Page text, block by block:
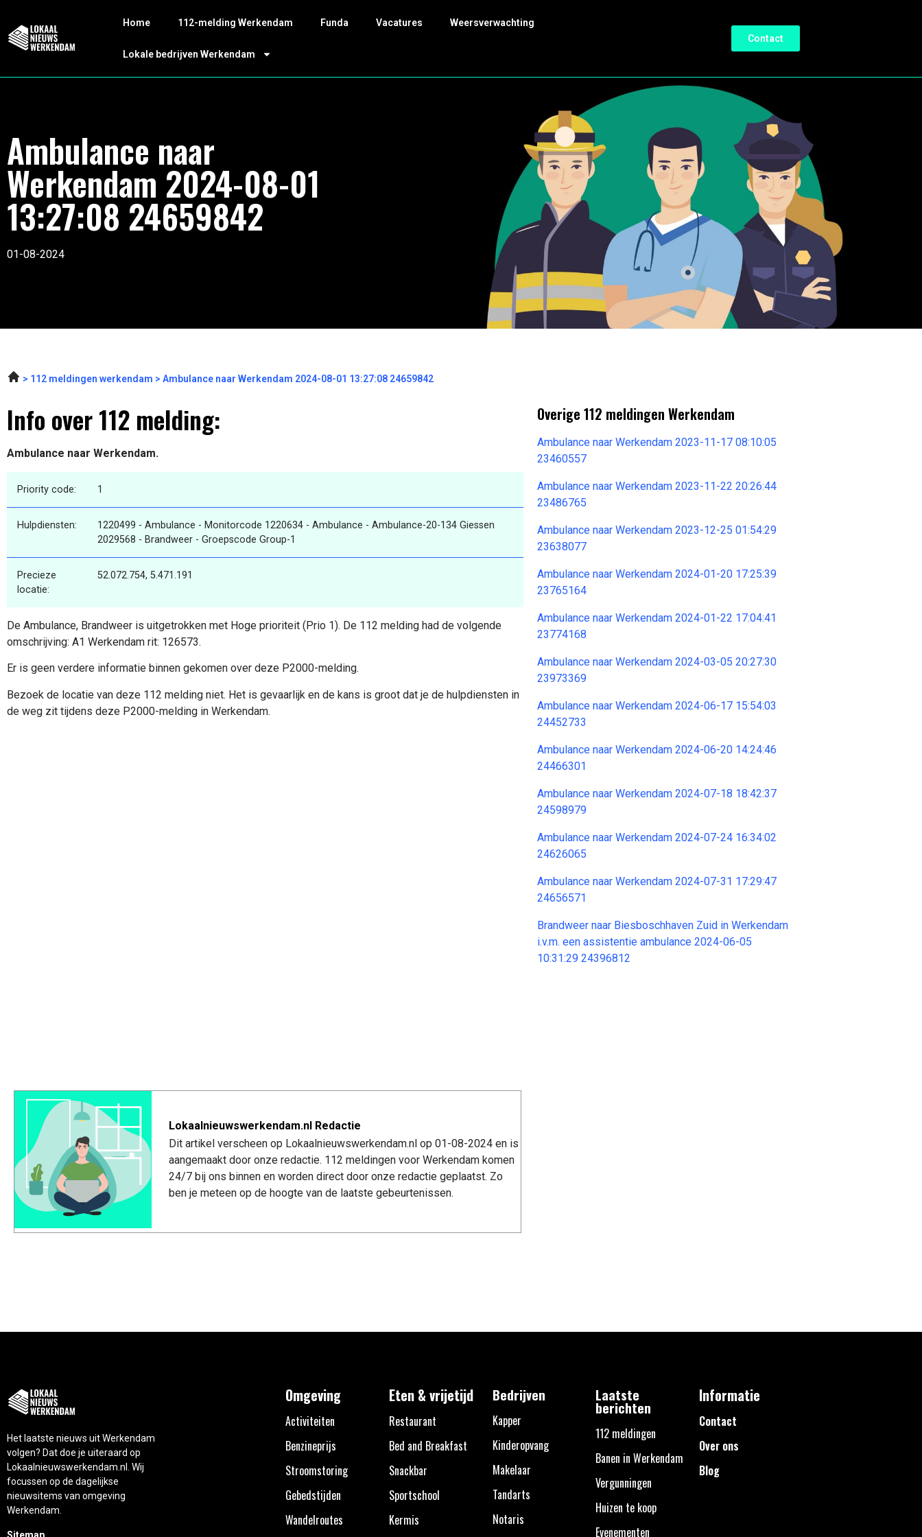
Home 112-melding Werkendam Funda Vacatures Weersverwachting
Lokale bedrijven Werkendam
Contact
Ambulance naar
Werkendam 2024-08-01
13:27:08 24659842
01-08-2024
112 meldingen werkendam Ambulance naar Werkendam 2024-08-01 13:27:08 24659842
Info over 112 melding:
Ambulance naar Werkendam.
Priority code: 1
Hulpdiensten:
1220499 - Ambulance - Monitorcode 1220634 - Ambulance - Ambulance-20-134 Giessen
2029568 - Brandweer - Groepscode Group-1
Precieze
locatie:
52.072.754, 5.471.191
De Ambulance, Brandweer is uitgetrokken met Hoge prioriteit (Prio 1). De 112 melding had de volgende
omschrijving: A1 Werkendam rit: 126573.
Er is geen verdere informatie binnen gekomen over deze P2000-melding.
Bezoek de locatie van deze 112 melding niet. Het is gevaarlijk en de kans is groot dat je de hulpdiensten in
de weg zit tijdens deze P2000-melding in Werkendam.
Overige 112 meldingen Werkendam
Ambulance naar Werkendam 2023-11-17 08:10:05
23460557
Ambulance naar Werkendam 2023-11-22 20:26:44
23486765
Ambulance naar Werkendam 2023-12-25 01:54:29
23638077
Ambulance naar Werkendam 2024-01-20 17:25:39
23765164
Ambulance naar Werkendam 2024-01-22 17:04:41
23774168
Ambulance naar Werkendam 2024-03-05 20:27:30
23973369
Ambulance naar Werkendam 2024-06-17 15:54:03
24452733
Ambulance naar Werkendam 2024-06-20 14:24:46
24466301
Ambulance naar Werkendam 2024-07-18 18:42:37
24598979
Ambulance naar Werkendam 2024-07-24 16:34:02
24626065
Ambulance naar Werkendam 2024-07-31 17:29:47
24656571
Brandweer naar Biesboschhaven Zuid in Werkendam
i.v.m. een assistentie ambulance 2024-06-05
10:31:29 24396812
Lokaalnieuwswerkendam.nl Redactie
Dit artikel verscheen op Lokaalnieuwswerkendam.nl op 01-08-2024 en is
aangemaakt door onze redactie. 112 meldingen voor Werkendam komen
24/7 bij ons binnen en worden direct door onze redactie geplaatst. Zo
ben je meteen op de hoogte van de laatste gebeurtenissen.
Het laatste nieuws uit Werkendam
volgen? Dat doe je uiteraard op
Lokaalnieuwswerkendam.nl. Wij
focussen op de dagelijkse
nieuwsitems van omgeving
Werkendam.
Sitemap
Omgeving
Activiteiten
Benzineprijs
Stroomstoring
Gebedstijden
Wandelroutes
Eten & vrijetijd
Restaurant
Bed and Breakfast
Snackbar
Sportschool
Kermis
Bedrijven
Kapper
Kinderopvang
Makelaar
Tandarts
Notaris
Laatste
berichten
112 meldingen
Banen in Werkendam
Vergunningen
Huizen te koop
Evenementen
Informatie
Contact
Over ons
Blog